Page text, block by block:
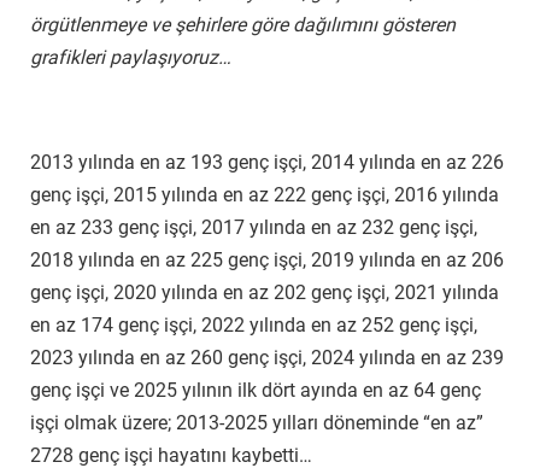
örgütlenmeye ve şehirlere göre dağılımını gösteren
grafikleri paylaşıyoruz…
2013 yılında en az 193 genç işçi, 2014 yılında en az 226
genç işçi, 2015 yılında en az 222 genç işçi, 2016 yılında
en az 233 genç işçi, 2017 yılında en az 232 genç işçi,
2018 yılında en az 225 genç işçi, 2019 yılında en az 206
genç işçi, 2020 yılında en az 202 genç işçi, 2021 yılında
en az 174 genç işçi, 2022 yılında en az 252 genç işçi,
2023 yılında en az 260 genç işçi, 2024 yılında en az 239
genç işçi ve 2025 yılının ilk dört ayında en az 64 genç
işçi olmak üzere; 2013-2025 yılları döneminde “en az”
2728 genç işçi hayatını kaybetti…